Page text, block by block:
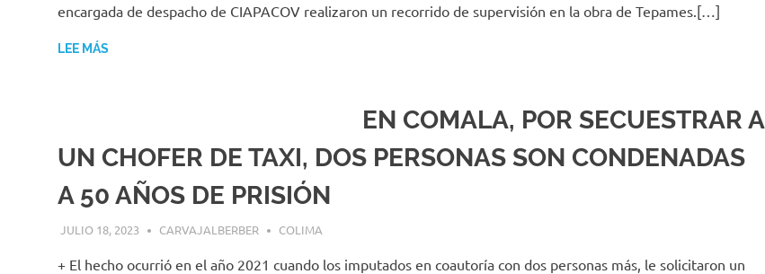
encargada de despacho de CIAPACOV realizaron un recorrido de supervisión en la obra de Tepames.[…]
LEE MÁS
EN COMALA, POR SECUESTRAR A
UN CHOFER DE TAXI, DOS PERSONAS SON CONDENADAS
A 50 AÑOS DE PRISIÓN
JULIO 18, 2023 CARVAJALBERBER COLIMA
+ El hecho ocurrió en el año 2021 cuando los imputados en coautoría con dos personas más, le solicitaron un